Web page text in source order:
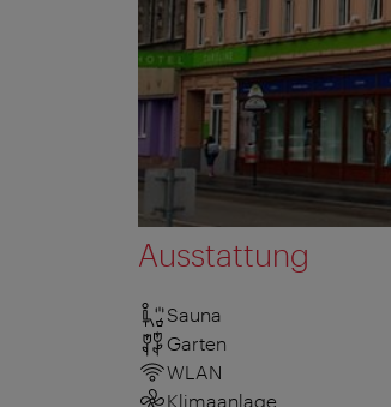
Ausstattung
Sauna
Garten
WLAN
Klimaanlage